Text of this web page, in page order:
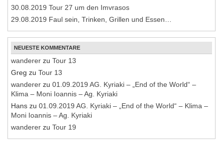
30.08.2019 Tour 27 um den Imvrasos
29.08.2019 Faul sein, Trinken, Grillen und Essen…
NEUESTE KOMMENTARE
wanderer zu Tour 13
Greg zu Tour 13
wanderer zu 01.09.2019 AG. Kyriaki – „End of the World“ –
Klima – Moni Ioannis – Ag. Kyriaki
Hans zu 01.09.2019 AG. Kyriaki – „End of the World“ – Klima –
Moni Ioannis – Ag. Kyriaki
wanderer zu Tour 19